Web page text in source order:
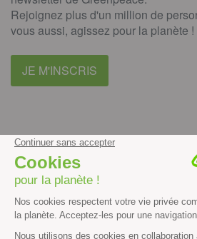
Rejoignez plus d'un million de
vous aussi, agissez pour la planète !
JE M'INSCRIS
Contenus et propriété
Mentions